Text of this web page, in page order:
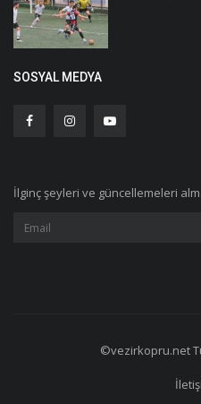
SOSYAL MEDYA
İlginç şeyleri ve güncellemeleri
©vezirkopru.net